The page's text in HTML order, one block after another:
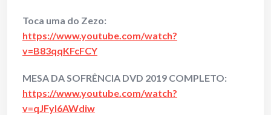
Toca uma do Zezo:
https://www.youtube.com/watch?
v=B83qqKFcFCY
MESA DA SOFRÊNCIA DVD 2019 COMPLETO:
https://www.youtube.com/watch?
v=qJFyI6AWdiw